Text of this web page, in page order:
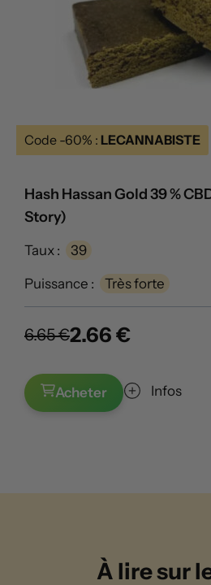
Code -60% : LECANNABISTE
Hash Hassan Gold 39 %
Story)
Taux : 39
Puissance : Très forte
6.65 €2.66 €
Acheter Infos
À lire sur